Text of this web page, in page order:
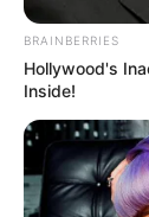
BRAINBERRIES
Hollywood's
Inside!